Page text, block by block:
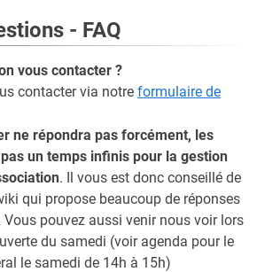
- FAQ
vous contacter ?
contacter via notre formulaire de
ne répondra pas forcément, les
un temps infinis pour la gestion
. Il vous est donc conseillé de
qui propose beaucoup de réponses
pouvez aussi venir nous voir lors
du samedi (voir agenda pour le
le samedi de 14h à 15h)